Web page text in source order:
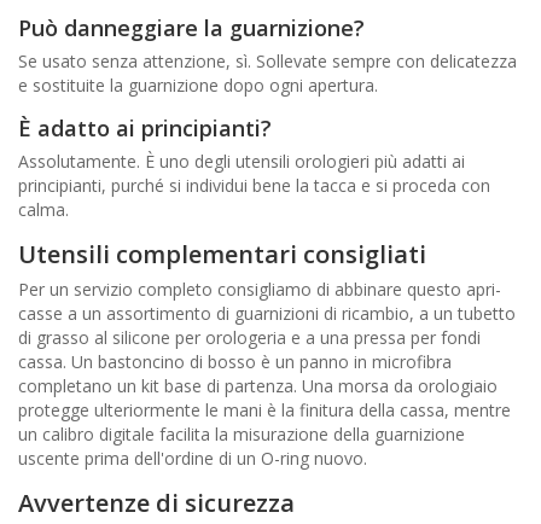
Può danneggiare la guarnizione?
Se usato senza attenzione, sì. Sollevate sempre con delicatezza
e sostituite la guarnizione dopo ogni apertura.
È adatto ai principianti?
Assolutamente. È uno degli utensili orologieri più adatti ai
principianti, purché si individui bene la tacca e si proceda con
calma.
Utensili complementari consigliati
Per un servizio completo consigliamo di abbinare questo apri-
casse a un assortimento di guarnizioni di ricambio, a un tubetto
di grasso al silicone per orologeria e a una pressa per fondi
cassa. Un bastoncino di bosso è un panno in microfibra
completano un kit base di partenza. Una morsa da orologiaio
protegge ulteriormente le mani è la finitura della cassa, mentre
un calibro digitale facilita la misurazione della guarnizione
uscente prima dell'ordine di un O-ring nuovo.
Avvertenze di sicurezza